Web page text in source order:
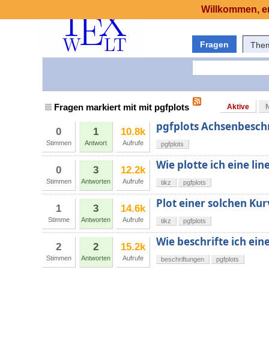
Fragen
Fragen markiert mit mit pgfplots Aktive
0
Stimmen
1
Antwort
10.8k
Aufrufe
pgfplots
pgfplots
0
Stimmen
3
Antworten
12.2k
Aufrufe
Wie plotte ich eine
tikz pgfplots
1
Stimme
3
Antworten
14.6k
Aufrufe
Plot einer solchen
tikz pgfplots
2
Stimmen
2
Antworten
15.2k
Aufrufe
Wie beschrifte ich
beschriftungen pgfplots
Willkommen,